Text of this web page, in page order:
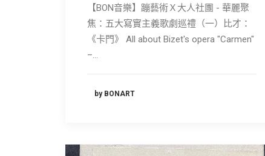
【BON音樂】蹦藝術Ｘ大人社團 - 華麗聚
焦：五大寫實主義歌劇巡禮（一）比才：
《卡門》 All about Bizet's opera "Carmen"
–…
by BONART